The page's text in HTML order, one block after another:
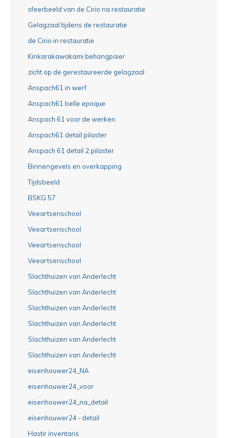
sfeerbeeld van de Cirio na restauratie
Gelagzaal tijdens de restauratie
de Cirio in restauratie
Kinkarakawakami behangpaier
zicht op de gerestaureerde gelagzaal
Anspach61 in werf
Anspach61 belle epoque
Anspach 61 voor de werken
Anspach61 detail pilaster
Anspach 61 detail 2 pilaster
Binnengevels en overkapping
Tijdsbeeld
BSKG 57
Veeartsenschool
Veeartsenschool
Veeartsenschool
Veeartsenschool
Slachthuizen van Anderlecht
Slachthuizen van Anderlecht
Slachthuizen van Anderlecht
Slachthuizen van Anderlecht
Slachthuizen van Anderlecht
Slachthuizen van Anderlecht
eisenhouwer24_NA
eisenhouwer24_voor
eisenhouwer24_na_detail
eisenhouwer24 - detail
Hastir inventaris